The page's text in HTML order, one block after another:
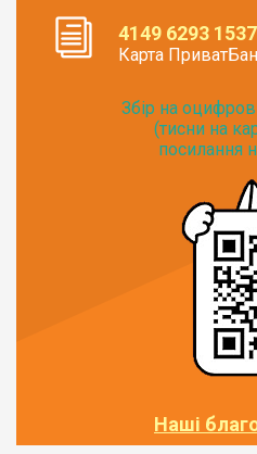
4149 6293
Карта
Збір на
(тисни на
посилання
Наші